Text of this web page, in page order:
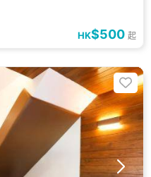
HK$500 起